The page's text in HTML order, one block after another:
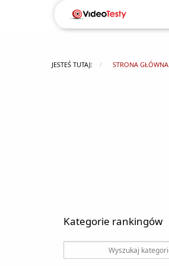
JESTEŚ TUTAJ: STRONA GŁÓWNA
Kategorie rankingów